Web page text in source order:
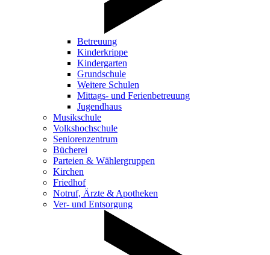
Betreuung
Kinderkrippe
Kindergarten
Grundschule
Weitere Schulen
Mittags- und Ferienbetreuung
Jugendhaus
Musikschule
Volkshochschule
Seniorenzentrum
Bücherei
Parteien & Wählergruppen
Kirchen
Friedhof
Notruf, Ärzte & Apotheken
Ver- und Entsorgung